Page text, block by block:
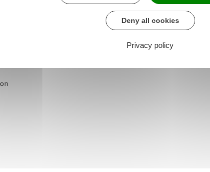
Deny all cookies
Privacy policy